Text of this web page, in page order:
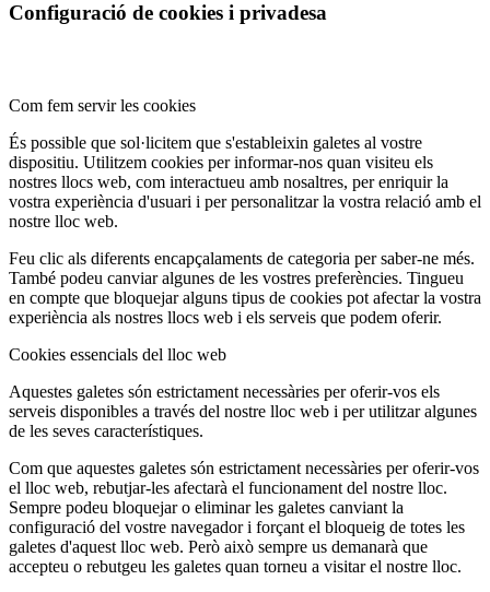
Configuració de cookies i privadesa
Com fem servir les cookies
És possible que sol·licitem que s'estableixin galetes al vostre
dispositiu. Utilitzem cookies per informar-nos quan visiteu els
nostres llocs web, com interactueu amb nosaltres, per enriquir la
vostra experiència d'usuari i per personalitzar la vostra relació amb el
nostre lloc web.
Feu clic als diferents encapçalaments de categoria per saber-ne més.
També podeu canviar algunes de les vostres preferències. Tingueu
en compte que bloquejar alguns tipus de cookies pot afectar la vostra
experiència als nostres llocs web i els serveis que podem oferir.
Cookies essencials del lloc web
Aquestes galetes són estrictament necessàries per oferir-vos els
serveis disponibles a través del nostre lloc web i per utilitzar algunes
de les seves característiques.
Com que aquestes galetes són estrictament necessàries per oferir-vos
el lloc web, rebutjar-les afectarà el funcionament del nostre lloc.
Sempre podeu bloquejar o eliminar les galetes canviant la
configuració del vostre navegador i forçant el bloqueig de totes les
galetes d'aquest lloc web. Però això sempre us demanarà que
accepteu o rebutgeu les galetes quan torneu a visitar el nostre lloc.